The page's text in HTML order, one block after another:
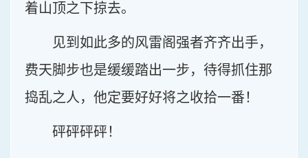
着山顶之下掠去。
见到如此多的风雷阁强者齐齐出手，
费天脚步也是缓缓踏出一步，待得抓住那
捣乱之人，他定要好好将之收拾一番！
砰砰砰砰！